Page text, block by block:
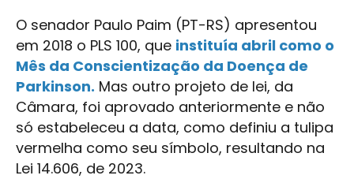
O senador Paulo Paim (PT-RS) apresentou
em 2018 o PLS 100, que instituía abril como o
Mês da Conscientização da Doença de
Parkinson. Mas outro projeto de lei, da
Câmara, foi aprovado anteriormente e não
só estabeleceu a data, como definiu a tulipa
vermelha como seu símbolo, resultando na
Lei 14.606, de 2023.